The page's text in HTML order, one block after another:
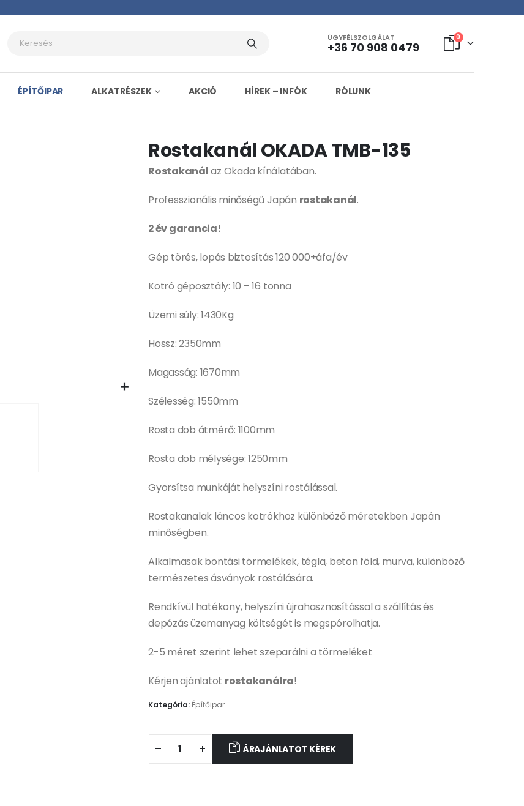
ÜGYFÉLSZOLGÁLAT
+36 70 908 0479
0
ÉPÍTŐIPAR ALKATRÉSZEK AKCIÓ HÍREK – INFÓK RÓLUNK
Rostakanál OKADA TMB-135
Rostakanálaz Okada kínálatában.
Professzionális minőségű Japán rostakanál.
2 év garancia!
Gép törés, lopás biztosítás 120 000+áfa/év
Kotró géposztály: 10 – 16 tonna
Üzemi súly: 1430Kg
Hossz: 2350mm
Magasság: 1670mm
Szélesség: 1550mm
Rosta dob átmérő: 1100mm
Rosta dob mélysége: 1250mm
Gyorsítsa munkáját helyszíni rostálással.
Rostakanalak láncos kotrókhoz különböző méretekben Japán
minőségben.
Alkalmasak bontási törmelékek, tégla, beton föld, murva, különböző
természetes ásványok rostálására.
Rendkívül hatékony, helyszíni újrahasznosítással a szállítás és
depózás üzemanyag költségét is megspórolhatja.
2-5 méret szerint lehet szeparálni a törmeléket
Kérjen ajánlatot rostakanálra!
Kategória: Építőipar
ÁRAJÁNLATOT KÉREK